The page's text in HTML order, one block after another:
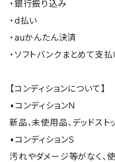
・銀行振り込み
・d払い
・auかんたん決済
・ソフトバンクまとめて支
【コンディションについて】
•コンディションＮ
新品、未使用品、デッドスト
•コンディションＳ
汚れやダメージ等がなく、